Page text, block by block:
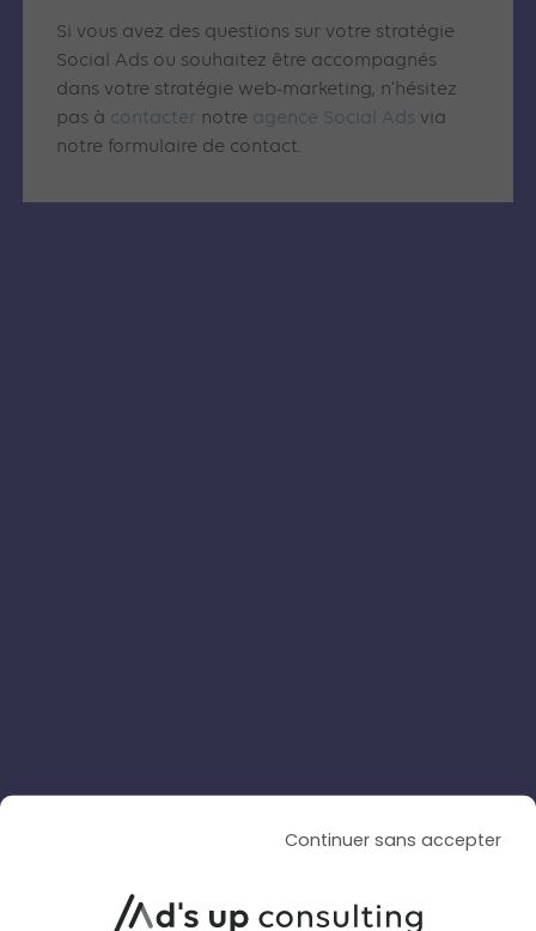
Si vous avez des questions sur votre stratégie
Social Ads ou souhaitez être accompagnés
dans votre stratégie web-marketing, n’hésitez
pas à contacter notre agence Social Ads via
notre formulaire de contact.
Seedance 2.5
Continuer sans accepter